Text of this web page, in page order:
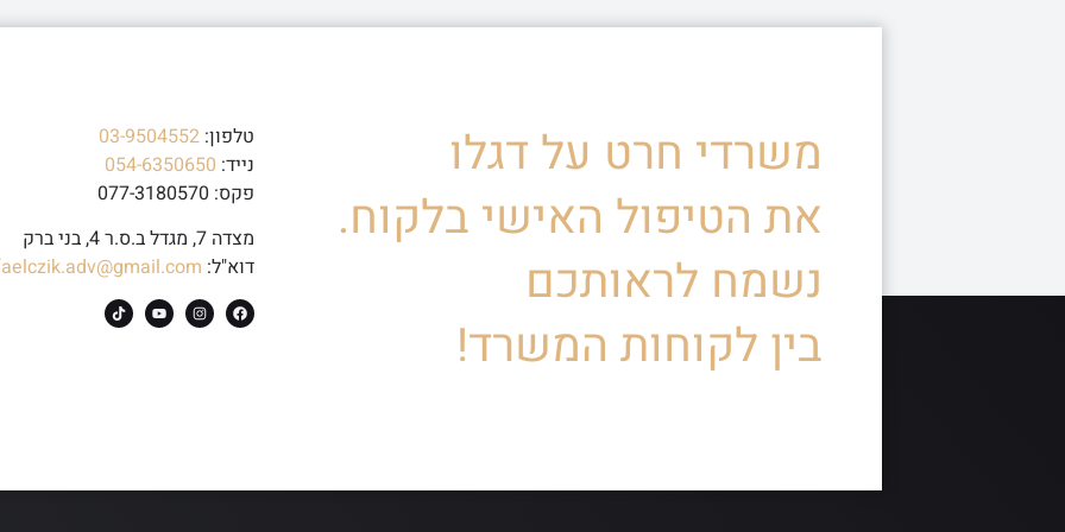
משרדי חרט על דגלו
את הטיפול האישי בלקוח.
נשמח לראותכם
בין לקוחות המשרד!
טלפון: 03-9504552
נייד: 054-6350650
פקס: 077-3180570
מצדה 7, מגדל ב.ס.ר 4, בני ברק
דוא"ל: